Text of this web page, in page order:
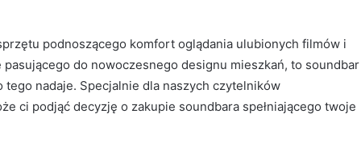
podnoszącego komfort oglądania ulubionych filmów i
pasującego do nowoczesnego designu mieszkań, to soundbar
nadaje. Specjalnie dla naszych czytelników
ci podjąć decyzję o zakupie soundbara spełniającego twoje